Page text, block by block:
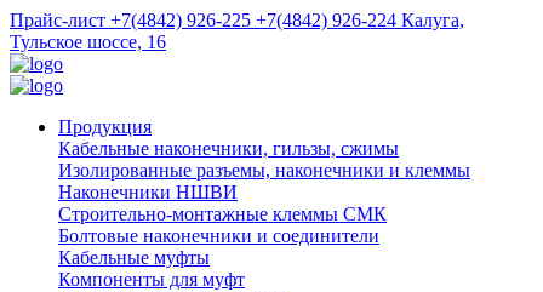
Прайс-лист +7(4842) 926-225 +7(4842) 926-224 Калуга,
Тульское шоссе, 16
Продукция
Кабельные наконечники, гильзы, сжимы
Изолированные разъемы, наконечники и клеммы
Наконечники НШВИ
Строительно-монтажные клеммы СМК
Болтовые наконечники и соединители
Кабельные муфты
Компоненты для муфт